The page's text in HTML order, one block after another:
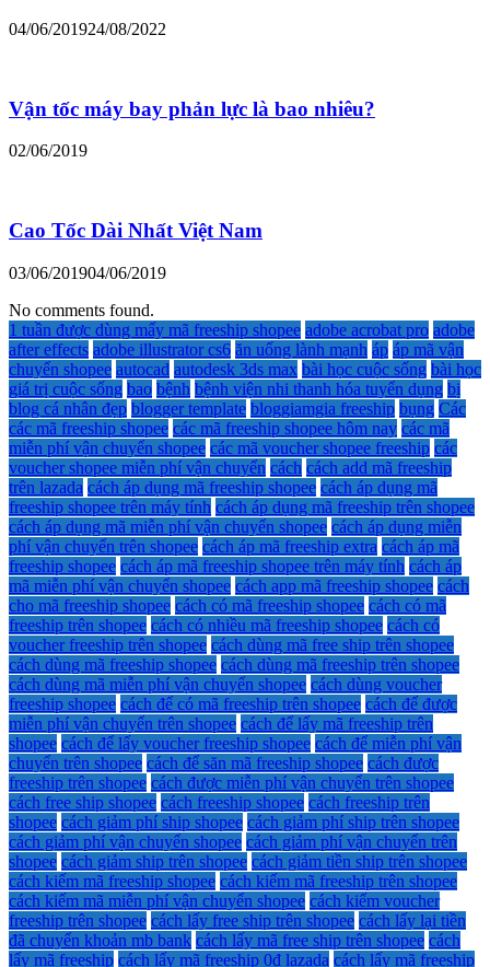
04/06/201924/08/2022
Vận tốc máy bay phản lực là bao nhiêu?
02/06/2019
Cao Tốc Dài Nhất Việt Nam
03/06/201904/06/2019
No comments found.
1 tuần được dùng mấy mã freeship shopee adobe acrobat pro adobe
after effects adobe illustrator cs6 ăn uống lành mạnh áp áp mã vận
chuyển shopee autocad autodesk 3ds max bài học cuộc sống bài học
giá trị cuộc sống bao bệnh bệnh viện nhi thanh hóa tuyển dụng bị
blog cá nhân đẹp blogger template bloggiamgia freeship bụng Các
các mã freeship shopee các mã freeship shopee hôm nay các mã
miễn phí vận chuyển shopee các mã voucher shopee freeship các
voucher shopee miễn phí vận chuyển cách cách add mã freeship
trên lazada cách áp dụng mã freeship shopee cách áp dụng mã
freeship shopee trên máy tính cách áp dụng mã freeship trên shopee
cách áp dụng mã miễn phí vận chuyển shopee cách áp dụng miễn
phí vận chuyển trên shopee cách áp mã freeship extra cách áp mã
freeship shopee cách áp mã freeship shopee trên máy tính cách áp
mã miễn phí vận chuyển shopee cách app mã freeship shopee cách
cho mã freeship shopee cách có mã freeship shopee cách có mã
freeship trên shopee cách có nhiều mã freeship shopee cách có
voucher freeship trên shopee cách dùng mã free ship trên shopee
cách dùng mã freeship shopee cách dùng mã freeship trên shopee
cách dùng mã miễn phí vận chuyển shopee cách dùng voucher
freeship shopee cách để có mã freeship trên shopee cách để được
miễn phí vận chuyển trên shopee cách để lấy mã freeship trên
shopee cách để lấy voucher freeship shopee cách để miễn phí vận
chuyển trên shopee cách để săn mã freeship shopee cách được
freeship trên shopee cách được miễn phí vận chuyển trên shopee
cách free ship shopee cách freeship shopee cách freeship trên
shopee cách giảm phí ship shopee cách giảm phí ship trên shopee
cách giảm phí vận chuyển shopee cách giảm phí vận chuyển trên
shopee cách giảm ship trên shopee cách giảm tiền ship trên shopee
cách kiếm mã freeship shopee cách kiếm mã freeship trên shopee
cách kiếm mã miễn phí vận chuyển shopee cách kiếm voucher
freeship trên shopee cách lấy free ship trên shopee cách lấy lại tiền
đã chuyển khoản mb bank cách lấy mã free ship trên shopee cách
lấy mã freeship cách lấy mã freeship 0đ lazada cách lấy mã freeship